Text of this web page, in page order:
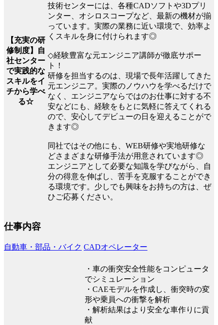
【充実の研
修制度】自
社センター
で実践的な
スキルをイ
チから学べ
る☆
技術センターには、各種CADソフトや3Dプリ
ンター、オシロスコープなど、最新の機材が揃
っています。実際の業務に近い環境で、効率よ
くスキルを身に付けられます◎
◇経験豊富な元エンジニア講師が徹底サポー
ト！
研修を担当するのは、現場で長年活躍してきた
元エンジニア。実際のノウハウを学べるだけで
なく、エンジニアならではのお仕事に対する不
安などにも、経験をもとに気軽に答えてくれる
ので、安心してデビューの日を迎えることがで
きます◎
同社ではその他にも、WEB研修や実地研修な
どさまざまな研修手法が用意されています◎
エンジニアとして必要な知識を学びながら、自
分の得意を伸ばし、苦手を克服することができ
る環境です。少しでも興味をお持ちの方は、ぜ
ひご応募ください。
仕事内容
自動車・部品・バイク CADオペレーター
・車の衝突安全性能をコンピュータ
でシミュレーション
・CAEモデルを作成し、衝突時の変
形や乗員への衝撃を解析
・解析結果はより安全な車作りに貢
献